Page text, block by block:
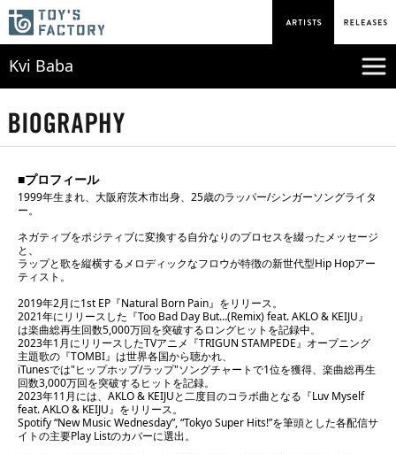
Kvi Baba
■プロフィール
1999年生まれ、大阪府茨木市出身、25歳のラッパー/シンガーソングライタ
ー。
ネガティブをポジティブに変換する自分なりのプロセスを綴ったメッセージ
と、
ラップと歌を縦横するメロディックなフロウが特徴の新世代型Hip Hopアー
ティスト。
2019年2月に1st EP『Natural Born Pain』をリリース。
2021年にリリースした『Too Bad Day But…(Remix) feat. AKLO & KEIJU』
は楽曲総再生回数5,000万回を突破するロングヒットを記録中。
2023年1月にリリースしたTVアニメ『TRIGUN STAMPEDE』オープニング
主題歌の『TOMBI』は世界各国から聴かれ、
iTunesでは"ヒップホップ/ラップ"ソングチャートで1位を獲得、楽曲総再生
回数3,000万回を突破するヒットを記録。
2023年11月には、AKLO & KEIJUと二度目のコラボ曲となる『Luv Myself
feat. AKLO & KEIJU』をリリース。
Spotify “New Music Wednesday”, “Tokyo Super Hits!”を筆頭とした各配信サ
イトの主要Play Listのカバーに選出。